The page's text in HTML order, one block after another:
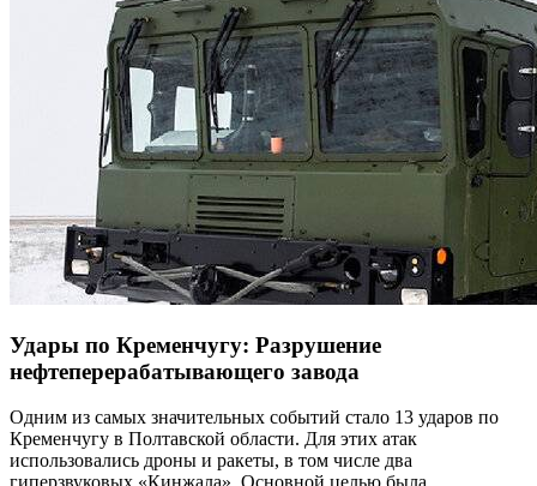
Удары по Кременчугу: Разрушение
нефтеперерабатывающего завода
Одним из самых значительных событий стало 13 ударов по
Кременчугу в Полтавской области. Для этих атак
использовались дроны и ракеты, в том числе два